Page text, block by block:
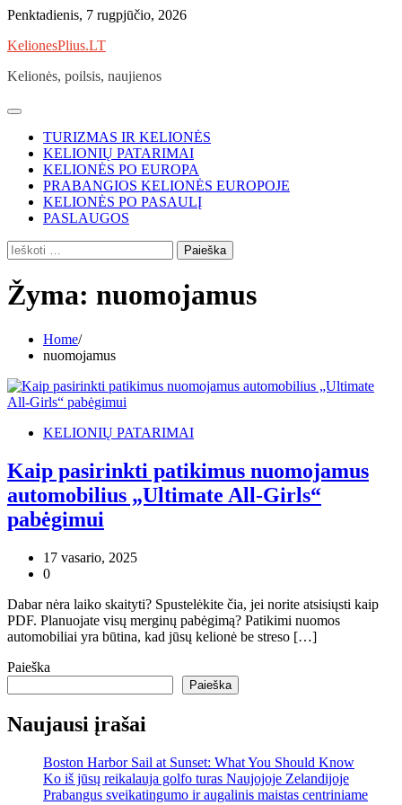
Skip
content
Penktadienis, 7 rugpjūčio, 2026
KelionesPlius.LT
Kelionės, poilsis, naujienos
TURIZMAS IR KELIONĖS
KELIONIŲ PATARIMAI
KELIONĖS PO EUROPA
PRABANGIOS KELIONĖS EUROPOJE
KELIONĖS PO PASAULĮ
PASLAUGOS
Ieškoti:
Žyma: nuomojamus
Home
nuomojamus
KELIONIŲ PATARIMAI
Kaip pasirinkti patikimus nuomojamus
automobilius „Ultimate All-Girls“
pabėgimui
17 vasario, 2025
0
Dabar nėra laiko skaityti? Spustelėkite čia, jei norite atsisiųsti kaip
PDF. Planuojate visų merginų pabėgimą? Patikimi nuomos
automobiliai yra būtina, kad jūsų kelionė be streso […]
Paieška
Paieška
Naujausi įrašai
Boston Harbor Sail at Sunset: What You Should Know
Ko iš jūsų reikalauja golfo turas Naujojoje Zelandijoje
Prabangus sveikatingumo ir augalinis maistas centriniame